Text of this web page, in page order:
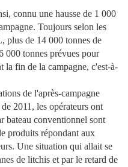
connu une hausse de 1 000
Toujours selon les
plus de 14 000 tonnes de
000 tonnes prévues pour
la fin de la campagne, c'est-à-
de l'après-campagne
2011, les opérateurs ont
bateau conventionnel sont
produits répondant aux
Une situation qui allait se
de litchis et par le retard de